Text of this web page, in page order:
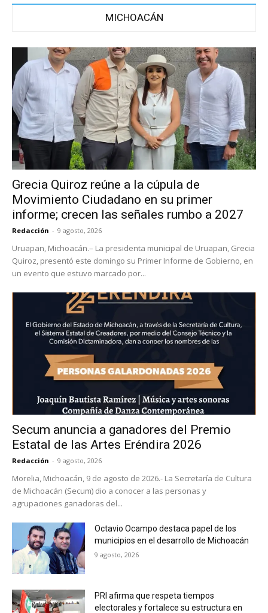
MICHOACÁN
Grecia Quiroz reúne a la cúpula de
Movimiento Ciudadano en su primer
informe; crecen las señales rumbo a 2027
Redacción - 9 agosto, 2026
Uruapan, Michoacán.– La presidenta municipal de Uruapan, Grecia
Quiroz, presentó este domingo su Primer Informe de Gobierno, en
un evento que estuvo marcado por...
Secum anuncia a ganadores del Premio
Estatal de las Artes Eréndira 2026
Redacción - 9 agosto, 2026
Morelia, Michoacán, 9 de agosto de 2026.- La Secretaría de Cultura
de Michoacán (Secum) dio a conocer a las personas y
agrupaciones ganadoras del...
Octavio Ocampo destaca papel de los
municipios en el desarrollo de Michoacán
9 agosto, 2026
PRI afirma que respeta tiempos
electorales y fortalece su estructura en